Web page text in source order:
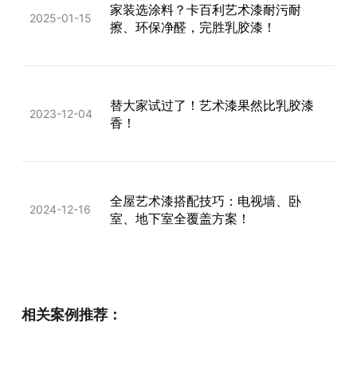
2025-01-15
家装选涂料？卡百利艺术漆耐污耐
擦、环保净醛，完胜乳胶漆！
2023-12-04
替大家试过了！艺术漆果然比乳胶漆
香！
2024-12-16
全屋艺术漆搭配技巧：电视墙、卧
室、地下室全覆盖方案！
2025-10-24
域教你怎么选❗
相关案例推荐：